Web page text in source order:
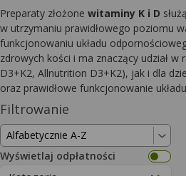
Preparaty złożone witaminy K i D
w utrzymaniu prawidłowego poziomu
funkcjonowaniu układu
zdrowych kości i ma znaczący udział
D3+K2, Allnutrition D3+K2), jak i dla
oraz prawidłowe funkcjonowanie
Filtrowanie
Wyświetlaj odpłatności